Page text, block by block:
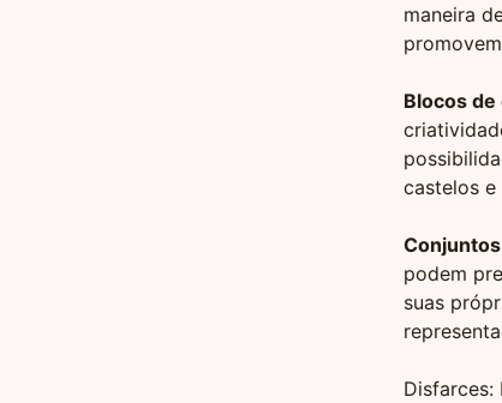
maneira
Blocos
castelos e
podem
suas
Disfarces: